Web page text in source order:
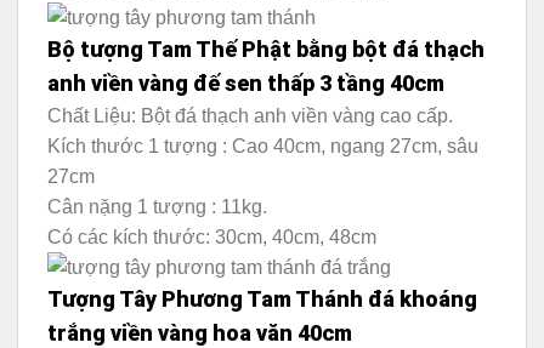
Bộ tượng Tam Thế Phật bằng bột đá thạch
anh viền vàng đế sen thấp 3 tầng 40cm
Chất Liệu: Bột đá thạch anh viền vàng cao cấp.
Kích thước 1 tượng : Cao 40cm, ngang 27cm, sâu
27cm
Cân nặng 1 tượng : 11kg.
Có các kích thước: 30cm, 40cm, 48cm
Tượng Tây Phương Tam Thánh đá khoáng
trắng viền vàng hoa văn 40cm